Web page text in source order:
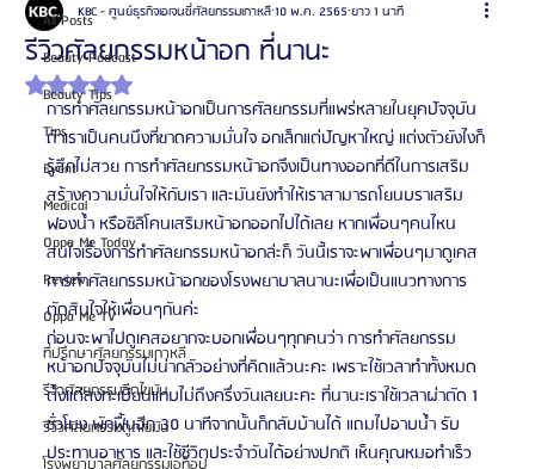
All Posts
Beauty Podcast
Beauty Tips
Tips
Event
Medical
Oppa Me Today
Review
Oppa Me TV
ที่ปรึกษาศัลยกรรมเกาหลี
รีวิวศัลยกรรมฉีดไขมัน
รีวิวศัลยกรรมดูดไขมัน
รีวิวศัลยกรรมหน้าอก ที่นานะ
KBC - ศูนย์ธุรกิจเอเจนซี่ศัลยกรรมเกาหลี10 พ.ค. 2565 ยาว 1 นาที
ได้รับ NaN เต็ม 5 ดาว
การทำศัลยกรรมหน้าอกเป็นการศัลยกรรมที่แพร่หลายในยุคปัจจุบัน
ถ้าเราเป็นคนนึงที่ขาดความมั่นใจ อกเล็กแต่ปัญหาใหญ่ แต่งตัวยังไงก็
รู้สึกไม่สวย การทำศัลยกรรมหน้าอกจึงเป็นทางออกที่ดีในการเสริม
สร้างความมั่นใจให้กับเรา และมันยังทำให้เราสามารถโยนบราเสริม
ฟองน้ำ หรือซิลิโคนเสริมหน้าอกออกไปได้เลย หากเพื่อนๆคนไหน
สนใจเรื่องการทำศัลยกรรมหน้าอกล่ะก็ วันนี้เราจะพาเพื่อนๆมาดูเคส
การทำศัลยกรรมหน้าอกของโรงพยาบาลนานะเพื่อเป็นแนวทางการ
ตัดสินใจให้เพื่อนๆกันค่ะ
ก่อนจะพาไปดูเคสอยากจะบอกเพื่อนๆทุกคนว่า การทำศัลยกรรม
หน้าอกปัจจุบันไม่น่ากลัวอย่างที่คิดแล้วนะคะ เพราะใช้เวลาทำทั้งหมด
ตั้งแต่ลงทะเบียนแทบไม่ถึงครึ่งวันเลยนะคะ ที่นานะเราใช้เวลาผ่าตัด 1
ชั่วโมง พักฟื้นอีก 30 นาทีจากนั้นก็กลับบ้านได้ แถมไปอาบน้ำ รับ
ประทานอาหาร และใช้ชีวิตประจำวันได้อย่างปกติ เห็นคุณหมอทำเร็ว